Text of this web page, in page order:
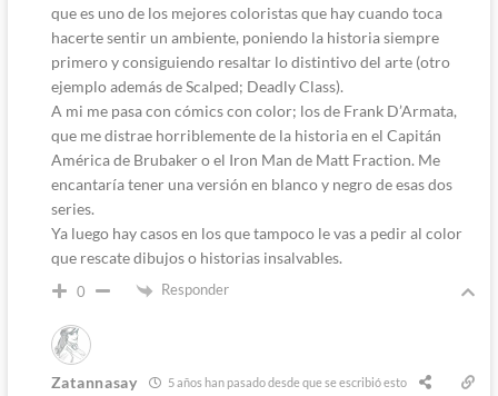
que es uno de los mejores coloristas que hay cuando toca
hacerte sentir un ambiente, poniendo la historia siempre
primero y consiguiendo resaltar lo distintivo del arte (otro
ejemplo además de Scalped; Deadly Class).
A mi me pasa con cómics con color; los de Frank D’Armata,
que me distrae horriblemente de la historia en el Capitán
América de Brubaker o el Iron Man de Matt Fraction. Me
encantaría tener una versión en blanco y negro de esas dos
series.
Ya luego hay casos en los que tampoco le vas a pedir al color
que rescate dibujos o historias insalvables.
0 Responder
Zatannasay 5 años han pasado desde que se escribió esto